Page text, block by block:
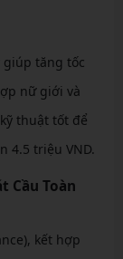
giúp tăng tốc
nữ giới và
thuật tốt để
4.5 triệu VND.
Cầu Toàn
kết hợp